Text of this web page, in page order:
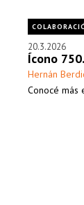
20.3.2026
Ícono
Hernán
Conocé más